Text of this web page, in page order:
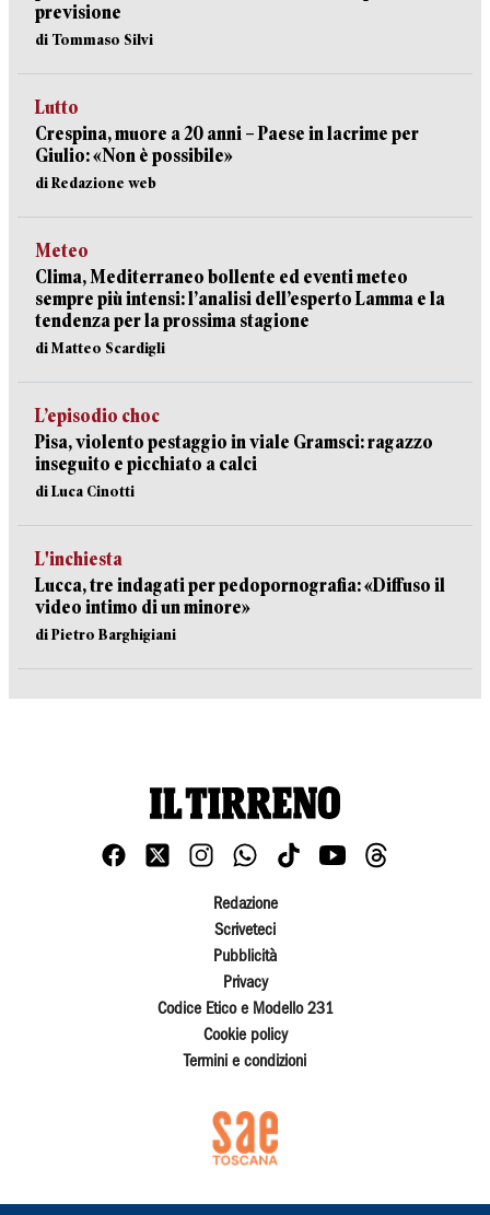
previsione
di Tommaso Silvi
Lutto
Crespina, muore a 20 anni – Paese in lacrime per
Giulio: «Non è possibile»
di Redazione web
Meteo
Clima, Mediterraneo bollente ed eventi meteo
sempre più intensi: l’analisi dell’esperto Lamma e la
tendenza per la prossima stagione
di Matteo Scardigli
L’episodio choc
Pisa, violento pestaggio in viale Gramsci: ragazzo
inseguito e picchiato a calci
di Luca Cinotti
L'inchiesta
Lucca, tre indagati per pedopornografia: «Diffuso il
video intimo di un minore»
di Pietro Barghigiani
Redazione
Scriveteci
Pubblicità
Privacy
Codice Etico e Modello 231
Cookie policy
Termini e condizioni